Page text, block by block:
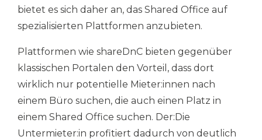
bietet es sich daher an, das Shared Office auf
spezialisierten Plattformen anzubieten.
Plattformen wie shareDnC bieten gegenüber
klassischen Portalen den Vorteil, dass dort
wirklich nur potentielle Mieter:innen nach
einem Büro suchen, die auch einen Platz in
einem Shared Office suchen. Der:Die
Untermieter:in profitiert dadurch von deutlich